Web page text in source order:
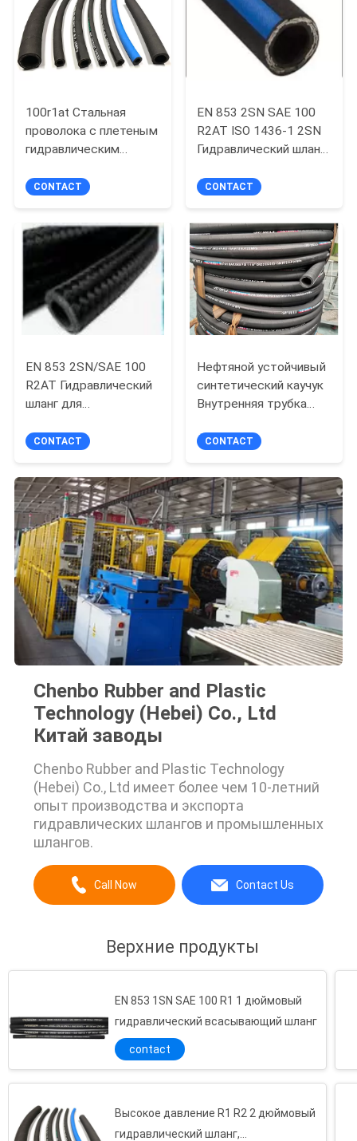
POLICY
100r1at Стальная
проволока с плетеным
гидравлическим
нефтедобычи
CONTACT
EN 853 2SN SAE 100
R2AT ISO 1436-1 2SN
Гидравлический шланг
жидкостей на водной
CONTACT
EN 853 2SN/SAE 100
R2AT Гидравлический
шланг для
сельскохозяйственного
CONTACT
Нефтяной устойчивый
синтетический каучук
Внутренняя трубка
гидравлический шланг
работы
CONTACT
Chenbo Rubber and Plastic
Technology (Hebei) Co., Ltd
Китай заводы
Chenbo Rubber and Plastic Technology
(Hebei) Co., Ltd имеет более чем 10-летний
опыт производства и экспорта
гидравлических шлангов и промышленных
шлангов.
Call Now Contact Us
Верхние продукты
EN 853 1SN SAE 100 R1 1 дюймовый
гидравлический всасывающий шланг
contact
Высокое давление R1 R2 2 дюймовый
гидравлический шланг,